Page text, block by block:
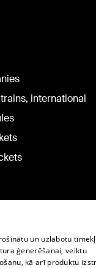
international
un uzlabotu
ģenerēšanai, veiktu
kā arī produktu